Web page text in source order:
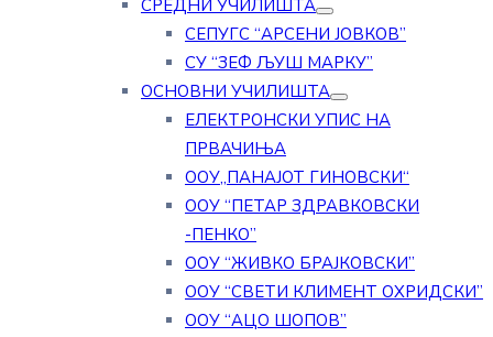
СРЕДНИ УЧИЛИШТА
СЕПУГС “АРСЕНИ ЈОВКОВ”
СУ “ЗЕФ ЉУШ МАРКУ”
ОСНОВНИ УЧИЛИШТА
ЕЛЕКТРОНСКИ УПИС НА
ПРВАЧИЊА
ООУ„ПАНАЈОТ ГИНОВСКИ“
ООУ “ПЕТАР ЗДРАВКОВСКИ
-ПЕНКО”
ООУ “ЖИВКО БРАЈКОВСКИ”
ООУ “СВЕТИ КЛИМЕНТ ОХРИДСКИ”
ООУ “АЦО ШОПОВ”